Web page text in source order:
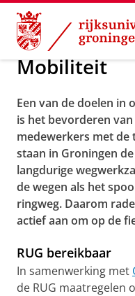
Skip
Content
Skip
Navigation
Over ons
Mobiliteit
Een van de doelen in
is het bevorderen
medewerkers met de
staan in Groningen
langdurige
de wegen als het
ringweg. Daarom
actief aan om op de
RUG bereikbaar
In samenwerking met
de RUG maatregelen